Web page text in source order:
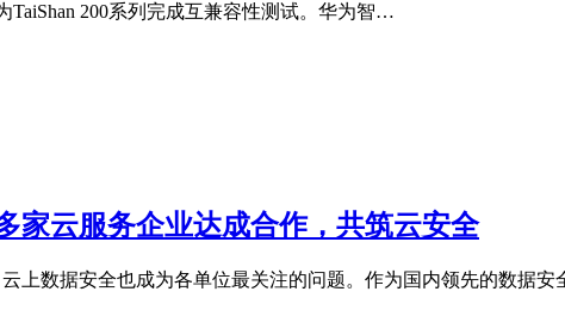
TaiShan 200系列完成互兼容性测试。华为智…
家云服务企业达成合作，共筑云安全
上数据安全也成为各单位最关注的问题。作为国内领先的数据